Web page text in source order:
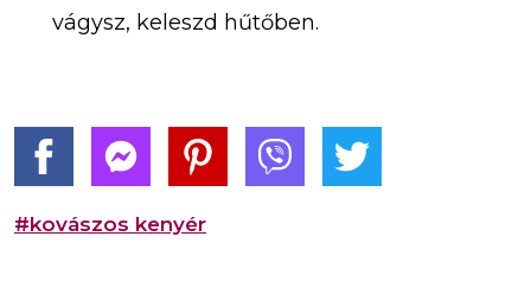
vágysz, keleszd hűtőben.
#kovászos kenyér